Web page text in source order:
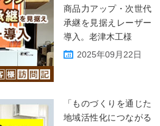
商品力アップ・次世代
承継を見据えレーザー
導入。老津木工様
2025年09月22日
「ものづくりを通じた
地域活性化につながる